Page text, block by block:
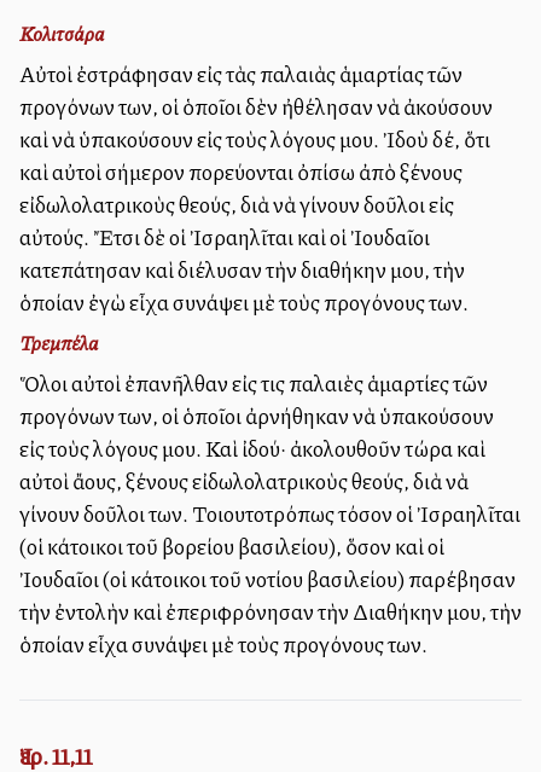
Κολιτσάρα
Αὐτοὶ ἐστράφησαν εἰς τὰς παλαιὰς ἁμαρτίας τῶν
προγόνων των, οἱ ὁποῖοι δὲν ἠθέλησαν νὰ ἀκούσουν
καὶ νὰ ὑπακούσουν εἰς τοὺς λόγους μου. Ἰδοὺ δέ, ὅτι
καὶ αὐτοὶ σήμερον πορεύονται ὀπίσω ἀπὸ ξένους
εἰδωλολατρικοὺς θεούς, διὰ νὰ γίνουν δοῦλοι εἰς
αὐτούς. Ἔτσι δὲ οἱ Ἰσραηλῖται καὶ οἱ Ἰουδαῖοι
κατεπάτησαν καὶ διέλυσαν τὴν διαθήκην μου, τὴν
ὁποίαν ἐγὼ εἶχα συνάψει μὲ τοὺς προγόνους των.
Τρεμπέλα
Ὅλοι αὐτοὶ ἐπανῆλθαν εἰς τις παλαιὲς ἁμαρτίες τῶν
προγόνων των, οἱ ὁποῖοι ἀρνήθηκαν νὰ ὑπακούσουν
εἰς τοὺς λόγους μου. Καὶ ἰδού· ἀκολουθοῦν τώρα καὶ
αὐτοὶ ἄλλους, ξένους εἰδωλολατρικοὺς θεούς, διὰ νὰ
γίνουν δοῦλοι των. Τοιουτοτρόπως τόσον οἱ Ἰσραηλῖται
(οἱ κάτοικοι τοῦ βορείου βασιλείου), ὅσον καὶ οἱ
Ἰουδαῖοι (οἱ κάτοικοι τοῦ νοτίου βασιλείου) παρέβησαν
τὴν ἐντολὴν καὶ ἐπεριφρόνησαν τὴν Διαθήκην μου, τὴν
ὁποίαν εἶχα συνάψει μὲ τοὺς προγόνους των.
Ἰερ. 11,11